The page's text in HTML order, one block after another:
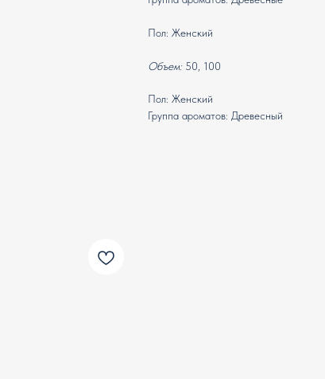
Пол: Женский
Объем:50, 100
Пол: Женский
Группа ароматов: Древесный